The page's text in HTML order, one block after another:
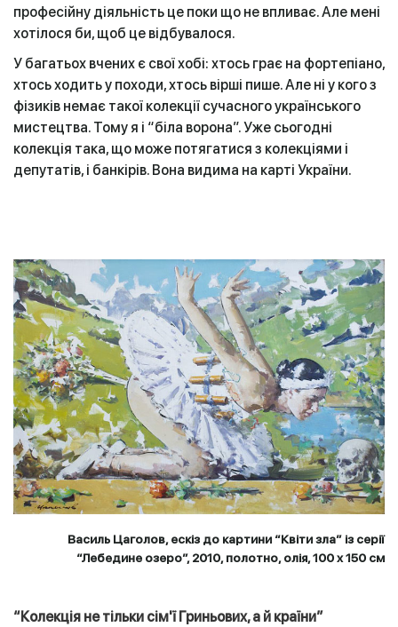
професійну діяльність це поки що не впливає. Але мені
хотілося би, щоб це відбувалося.
У багатьох вчених є свої хобі: хтось грає на фортепіано,
хтось ходить у походи, хтось вірші пише. Але ні у кого з
фізиків немає такої колекції сучасного українського
мистецтва. Тому я і “біла ворона”. Уже сьогодні
колекція така, що може потягатися з колекціями і
депутатів, і банкірів. Вона видима на карті України.
Василь Цаголов, ескіз до картини “Квіти зла” із серії
“Лебедине озеро”, 2010, полотно, олія, 100 х 150 см
“Колекція не тільки сім'ї Гриньових, а й країни”